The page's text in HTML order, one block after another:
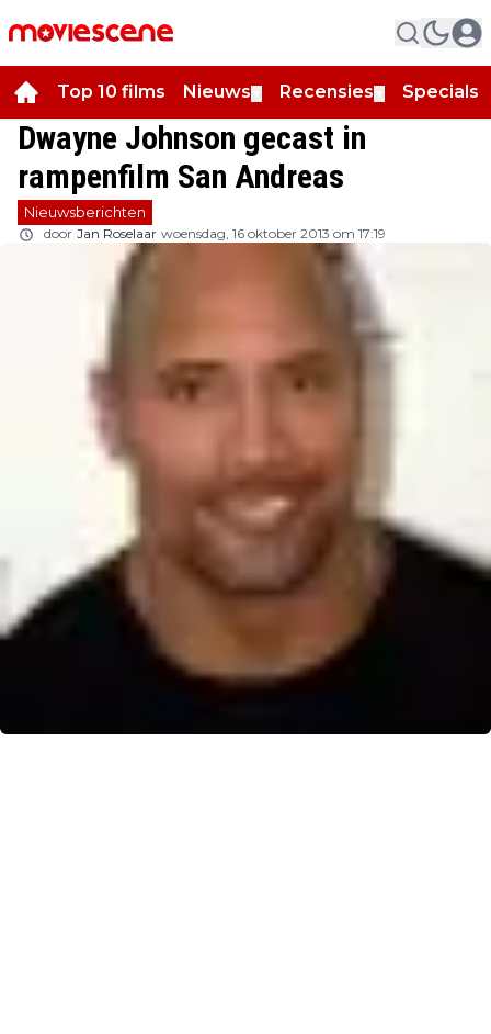
Top 10 films Nieuws Recensies Specials
Dwayne Johnson gecast in
rampenfilm San Andreas
Nieuwsberichten
door Jan Roselaar woensdag, 16 oktober 2013 om 17:19